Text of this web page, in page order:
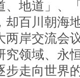
、地道」、
却百川朝海
两岸交流会
究领域、永
步走向世界